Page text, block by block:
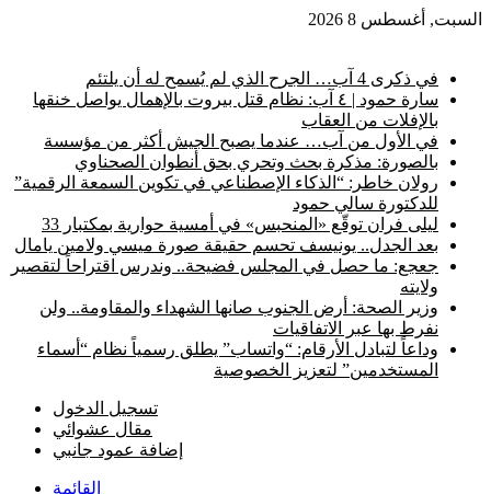
السبت, أغسطس 8 2026
في ذكرى 4 آب… الجرح الذي لم يُسمح له أن يلتئم
سارة حمود | ٤ آب: نظام قتل بيروت بالإهمال يواصل خنقها
بالإفلات من العقاب
في الأول من آب… عندما يصبح الجيش أكثر من مؤسسة
بالصورة: مذكرة بحث وتحري بحق أنطوان الصحناوي
رولان خاطر: “الذكاء الإصطناعي في تكوين السمعة الرقمية”
للدكتورة سالي حمود
ليلى فران توقّع «المنحبس» في أمسية حوارية بمكتبار 33
بعد الجدل.. يونيسف تحسم حقيقة صورة ميسي ولامين يامال
جعجع: ما حصل في المجلس فضيحة.. وندرس اقتراحاً لتقصير
ولايته
وزير الصحة: أرض الجنوب صانها الشهداء والمقاومة.. ولن
نفرط بها عبر الاتفاقيات
وداعاً لتبادل الأرقام: “واتساب” يطلق رسمياً نظام “أسماء
المستخدمين” لتعزيز الخصوصية
تسجيل الدخول
مقال عشوائي
إضافة عمود جانبي
القائمة